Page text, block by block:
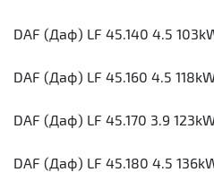
DAF (Даф) LF 45.140 4.5
DAF (Даф) LF 45.160 4.5
DAF (Даф) LF 45.170 3.9
DAF (Даф) LF 45.180 4.5